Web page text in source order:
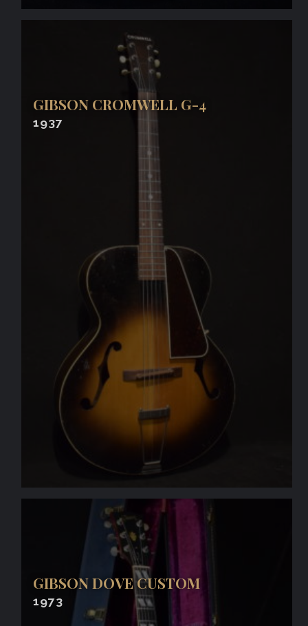
GIBSON CROMWELL G-4
1937
GIBSON DOVE CUSTOM
1973